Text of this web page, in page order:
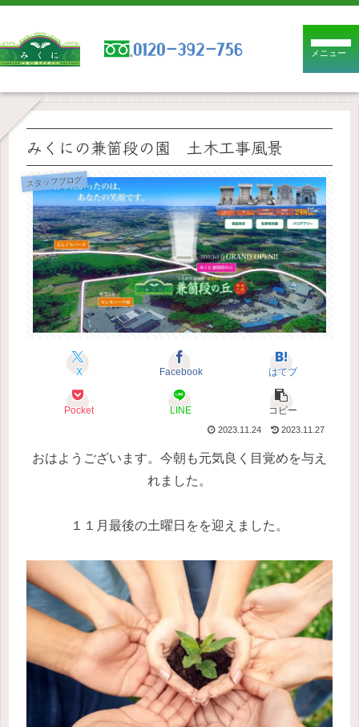
メニュー
みくにの兼箇段の園 土木工事風景
スタッフブログ
X Facebook はてブ
Pocket LINE コピー
2023.11.24 2023.11.27
おはようございます。今朝も元気良く目覚めを与え
れました。
１１月最後の土曜日をを迎えました。